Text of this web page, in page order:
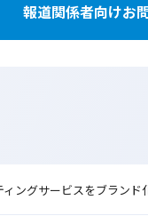
報道関係者向けお
ングサービスをブラン